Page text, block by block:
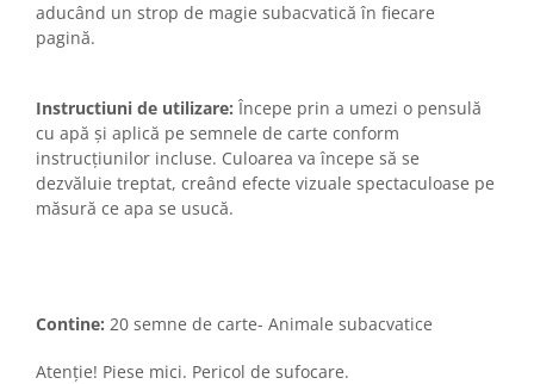
aducând un strop de magie subacvatică în fiecare
pagină.
Instructiuni de utilizare: Începe prin a umezi o pensulă
cu apă și aplică pe semnele de carte conform
instrucțiunilor incluse. Culoarea va începe să se
dezvăluie treptat, creând efecte vizuale spectaculoase pe
măsură ce apa se usucă.
Contine: 20 semne de carte- Animale subacvatice
Atenție! Piese mici. Pericol de sufocare.